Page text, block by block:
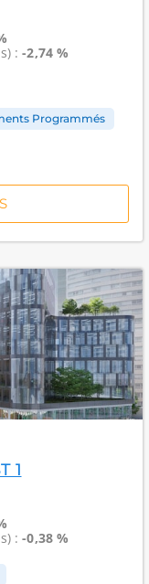
:-2,74 %
Programmés
1
:-0,38 %